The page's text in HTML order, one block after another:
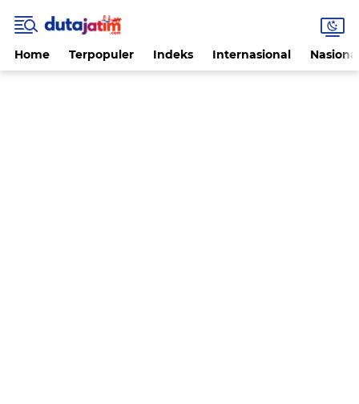
Home Terpopuler Indeks Internasional